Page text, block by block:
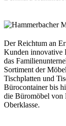
Der Reichtum an
Kunden innovative
das
Sortiment der
Tischplatten und
Bürocontainer bis
die Büromöbel von
Oberklasse.